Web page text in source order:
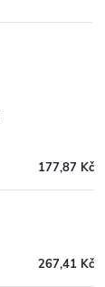
177,87 Kč
267,41 Kč